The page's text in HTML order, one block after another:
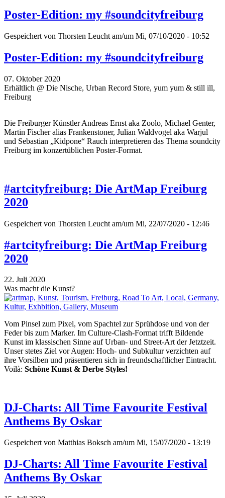
Poster-Edition: my #soundcityfreiburg
Gespeichert von Thorsten Leucht am/um Mi, 07/10/2020 - 10:52
Poster-Edition: my #soundcityfreiburg
07. Oktober 2020
Erhältlich @ Die Nische, Urban Record Store, yum yum & still ill,
Freiburg
Die Freiburger Künstler Andreas Ernst aka Zoolo, Michael Genter,
Martin Fischer alias Frankenstoner, Julian Waldvogel aka Warjul
und Sebastian „Kidpone“ Rauch interpretieren das Thema soundcity
Freiburg im konzertüblichen Poster-Format.
#artcityfreiburg: Die ArtMap Freiburg
2020
Gespeichert von Thorsten Leucht am/um Mi, 22/07/2020 - 12:46
#artcityfreiburg: Die ArtMap Freiburg
2020
22. Juli 2020
Was macht die Kunst?
Vom Pinsel zum Pixel, vom Spachtel zur Sprühdose und von der
Feder bis zum Marker. Im Culture-Clash-Format trifft Bildende
Kunst im klassischen Sinne auf Urban- und Street-Art der Jetztzeit.
Unser stetes Ziel vor Augen: Hoch- und Subkultur verzichten auf
ihre Vorsilben und präsentieren sich in freundschaftlicher Eintracht.
Voilà: Schöne Kunst & Derbe Styles!
DJ-Charts: All Time Favourite Festival
Anthems By Oskar
Gespeichert von Matthias Boksch am/um Mi, 15/07/2020 - 13:19
DJ-Charts: All Time Favourite Festival
Anthems By Oskar